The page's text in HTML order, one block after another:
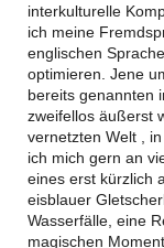
interkulturelle
ich meine
englischen
optimieren. Jene
bereits genannten
zweifellos äußerst
vernetzten Welt ,
ich mich gern an
eines erst kürzlich
eisblauer
Wasserfälle, eine
magischen